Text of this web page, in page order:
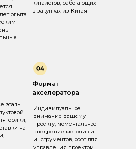
опыта.
китаистов, работающих
в закупках из Китая
этапы
на
Формат
акселератора
Индивидуальное
внимание вашему
проекту, моментальное
внедрение методик и
инструментов, софт для
управления проектом
акселератора
импортера"